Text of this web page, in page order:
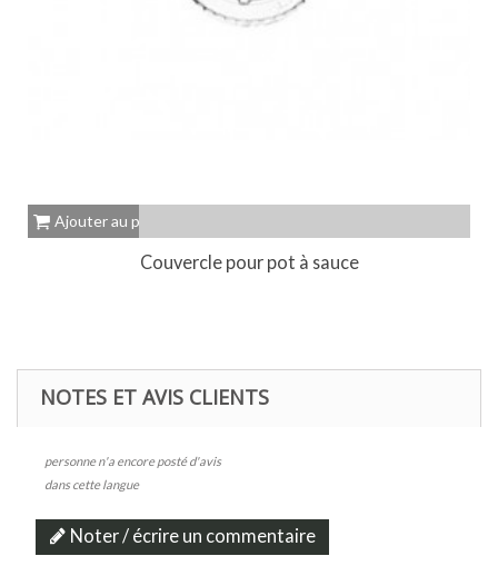
Ajouter au panier
Couvercle pour pot à sauce
NOTES ET AVIS CLIENTS
personne n'a encore posté d'avis
dans cette langue
Noter / écrire un commentaire